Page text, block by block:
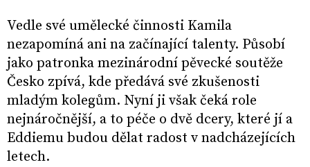
Vedle své umělecké činnosti Kamila
nezapomíná ani na začínající talenty. Působí
jako patronka mezinárodní pěvecké soutěže
Česko zpívá, kde předává své zkušenosti
mladým kolegům. Nyní ji však čeká role
nejnáročnější, a to péče o dvě dcery, které jí a
Eddiemu budou dělat radost v nadcházejících
letech.